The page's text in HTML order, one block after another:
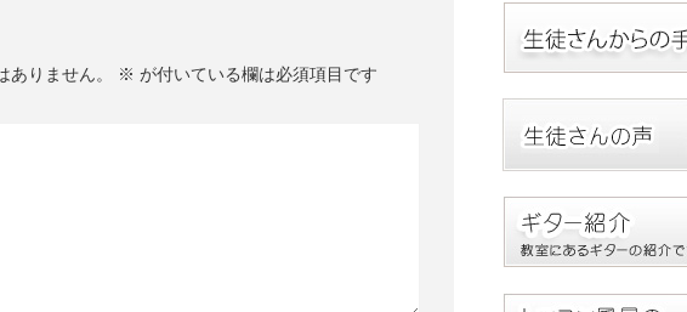
ありません。 ※ が付いている欄は必須項目です